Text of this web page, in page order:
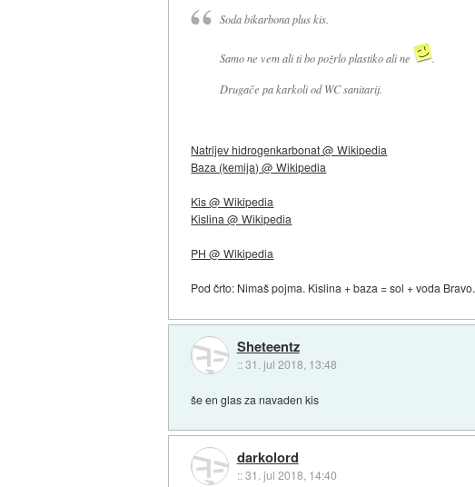
Soda bikarbona plus kis.
Samo ne vem ali ti bo požrlo plastiko ali ne .
Drugače pa karkoli od WC sanitarij.
Natrijev hidrogenkarbonat @ Wikipedia
Baza (kemija) @ Wikipedia
Kis @ Wikipedia
Kislina @ Wikipedia
PH @ Wikipedia
Pod črto: Nimaš pojma. Kislina + baza = sol + voda Bravo.
Sheteentz
::31. jul 2018, 13:48
še en glas za navaden kis
darkolord
::31. jul 2018, 14:40